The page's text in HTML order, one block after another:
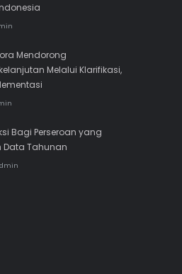
Mendorong
Melalui Klarifikasi,
Bagi Perseroan yang
Data Tahunan